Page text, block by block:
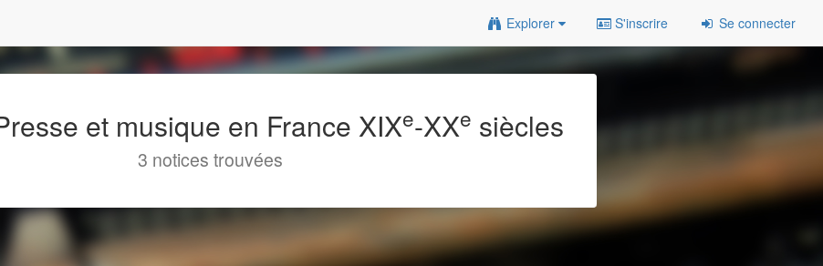
Explorer S'inscrire Se connecter
et musique en France XIXe-XXe siècles
3 notices trouvées